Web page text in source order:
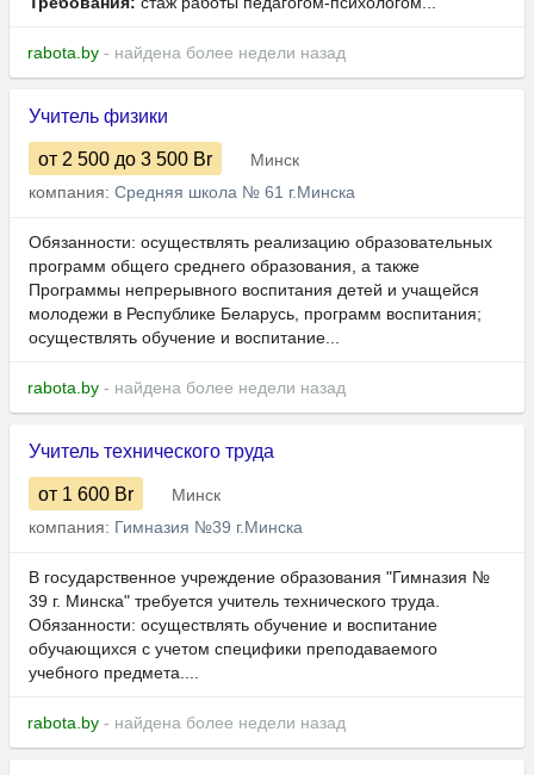
rabota.by - найдена более недели назад
Учитель физики
от 2 500 до 3 500 Br
Минск
компания: Средняя школа № 61 г.Минска
Обязанности: осуществлять реализацию образовательных
программ общего среднего образования, а также
Программы непрерывного воспитания детей и учащейся
молодежи в Республике Беларусь, программ воспитания;
осуществлять обучение и воспитание...
rabota.by - найдена более недели назад
Учитель технического труда
от 1 600 Br
Минск
компания: Гимназия №39 г.Минска
В государственное учреждение образования "Гимназия №
39 г. Минска" требуется учитель технического труда.
Обязанности: осуществлять обучение и воспитание
обучающихся с учетом специфики преподаваемого
учебного предмета....
rabota.by - найдена более недели назад